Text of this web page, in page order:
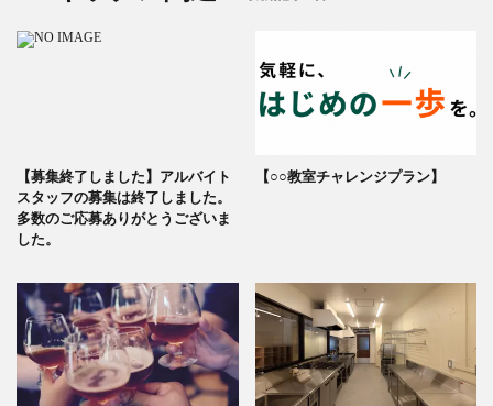
【募集終了しました】アルバイト
スタッフの募集は終了しました。
多数のご応募ありがとうございま
した。
【○○教室チャレンジプラン】